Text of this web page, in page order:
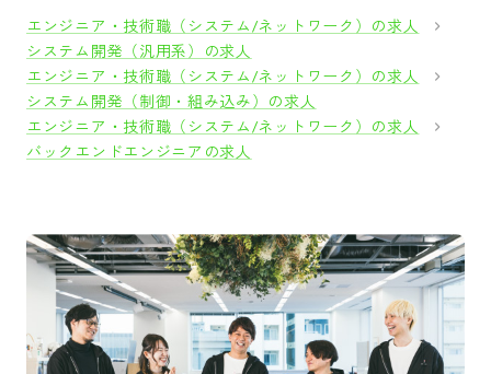
エンジニア・技術職（システム/ネットワーク）の求人
システム開発（汎用系）の求人
エンジニア・技術職（システム/ネットワーク）の求人
システム開発（制御・組み込み）の求人
エンジニア・技術職（システム/ネットワーク）の求人
バックエンドエンジニアの求人